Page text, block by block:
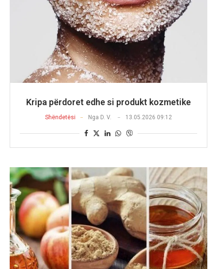
Kripa përdoret edhe si produkt kozmetike
Shëndetësi Nga D. V. 13.05.2026 09:12